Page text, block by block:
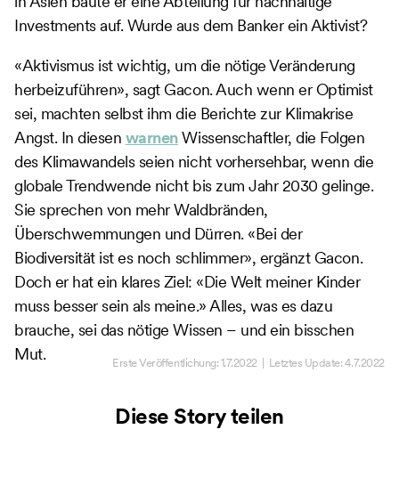
Investments auf. Wurde aus dem Banker ein Aktivist?
«Aktivismus ist wichtig, um die nötige Veränderung
herbeizuführen», sagt Gacon. Auch wenn er Optimist
sei, machten selbst ihm die Berichte zur Klimakrise
Angst. In diesen warnenWissenschaftler, die Folgen
des Klimawandels seien nicht vorhersehbar, wenn die
globale Trendwende nicht bis zum Jahr 2030 gelinge.
Sie sprechen von mehr Waldbränden,
Überschwemmungen und Dürren. «Bei der
Biodiversität ist es noch schlimmer», ergänzt Gacon.
Doch er hat ein klares Ziel: «Die Welt meiner Kinder
muss besser sein als meine.» Alles, was es dazu
brauche, sei das nötige Wissen – und ein bisschen
Mut.
Erste Veröffentlichung:1.7.2022| Letztes Update:4.7.2022
Diese Story teilen